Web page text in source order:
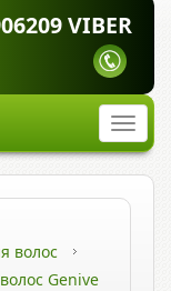
VIBER
волос
Genive